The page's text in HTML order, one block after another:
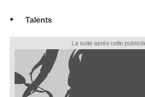
Talents